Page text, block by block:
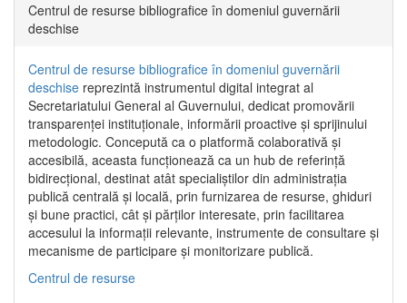
Centrul de resurse bibliografice în domeniul guvernării
deschise
Centrul de resurse bibliografice în domeniul guvernării
deschise reprezintă instrumentul digital integrat al
Secretariatului General al Guvernului, dedicat promovării
transparenței instituționale, informării proactive și sprijinului
metodologic. Concepută ca o platformă colaborativă și
accesibilă, aceasta funcționează ca un hub de referință
bidirecțional, destinat atât specialiștilor din administrația
publică centrală și locală, prin furnizarea de resurse, ghiduri
și bune practici, cât și părților interesate, prin facilitarea
accesului la informații relevante, instrumente de consultare și
mecanisme de participare și monitorizare publică.
Centrul de resurse